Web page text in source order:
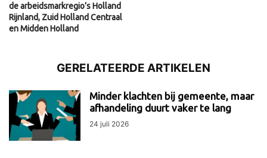
de arbeidsmarkregio’s Holland
Rijnland, Zuid Holland Centraal
en Midden Holland
GERELATEERDE ARTIKELEN
Minder klachten bij gemeente, maar
afhandeling duurt vaker te lang
24 juli 2026